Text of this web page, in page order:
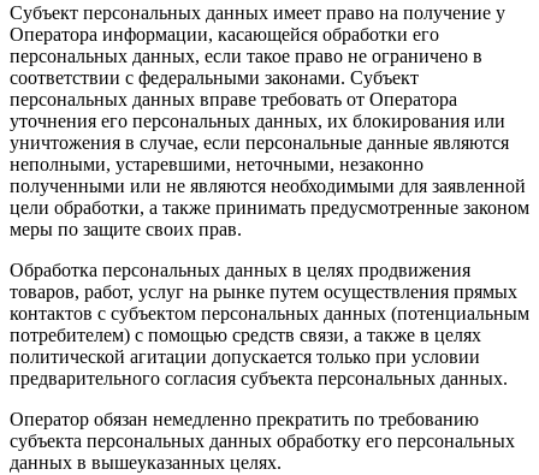
Субъект персональных данных имеет право на получение у
Оператора информации, касающейся обработки его
персональных данных, если такое право не ограничено в
соответствии с федеральными законами. Субъект
персональных данных вправе требовать от Оператора
уточнения его персональных данных, их блокирования или
уничтожения в случае, если персональные данные являются
неполными, устаревшими, неточными, незаконно
полученными или не являются необходимыми для заявленной
цели обработки, а также принимать предусмотренные законом
меры по защите своих прав.
Обработка персональных данных в целях продвижения
товаров, работ, услуг на рынке путем осуществления прямых
контактов с субъектом персональных данных (потенциальным
потребителем) с помощью средств связи, а также в целях
политической агитации допускается только при условии
предварительного согласия субъекта персональных данных.
Оператор обязан немедленно прекратить по требованию
субъекта персональных данных обработку его персональных
данных в вышеуказанных целях.